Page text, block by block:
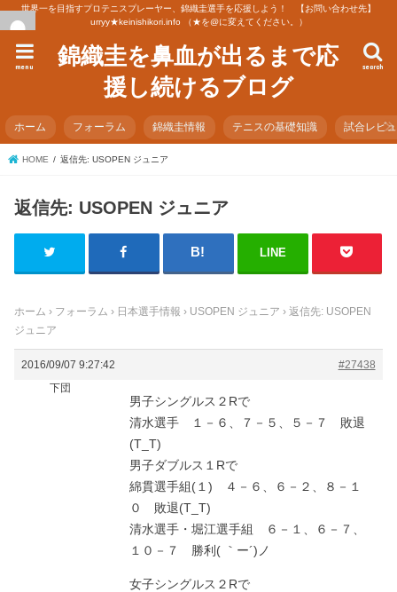
世界一を目指すプロテニスプレーヤー、錦織圭選手を応援しよう！ 【お問い合わせ先】
urryy★keinishikori.info （★を@に変えてください。）
錦織圭を鼻血が出るまで応
援し続けるブログ
search
menu
ホーム フォーラム 錦織圭情報 テニスの基礎知識 試合レビ
HOME 返信先: USOPEN ジュニア
返信先: USOPEN ジュニア
LINE
ホーム › フォーラム › 日本選手情報 › USOPEN ジュニア › 返信先: USOPEN
ジュニア
2016/09/07 9:27:42
#27438
下団
男子シングルス２Rで
清水選手 １－６、７－５、５－７ 敗退
(T_T)
男子ダブルス１Rで
綿貫選手組(１) ４－６、６－２、８－１
０ 敗退(T_T)
清水選手・堀江選手組 ６－１、６－７、
１０－７ 勝利( ｀ー´)ノ
女子シングルス２Rで